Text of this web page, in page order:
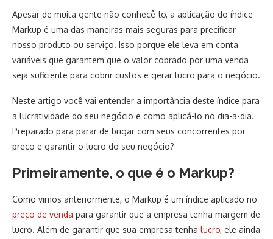
Apesar de muita gente não conhecê-lo, a aplicação do índice
Markup é uma das maneiras mais seguras para precificar
nosso produto ou serviço. Isso porque ele leva em conta
variáveis que garantem que o valor cobrado por uma venda
seja suficiente para cobrir custos e gerar lucro para o negócio.
Neste artigo você vai entender a importância deste índice para
a lucratividade do seu negócio e como aplicá-lo no dia-a-dia.
Preparado para parar de brigar com seus concorrentes por
preço e garantir o lucro do seu negócio?
Primeiramente, o que é o Markup?
Como vimos anteriormente, o Markup é um índice aplicado no
preço de venda para garantir que a empresa tenha margem de
lucro. Além de garantir que sua empresa tenha lucro, ele ainda